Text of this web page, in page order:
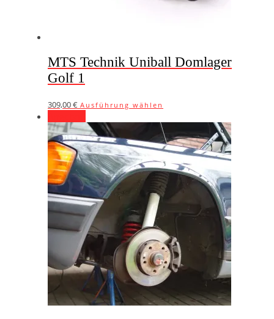
MTS Technik Uniball Domlager
Golf 1
309,00€ Ausführung wählen
weist
mehrere
Varianten
auf.
Die
Optionen
Produktseite
gewählt
werden